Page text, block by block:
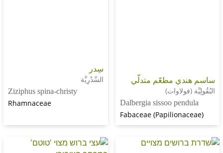
مطعّم متدلّي
Dalbergia sissoo
Fabaceae
السِّدْرِيَّة
Ziziphus spina-christy
Rhamnaceae